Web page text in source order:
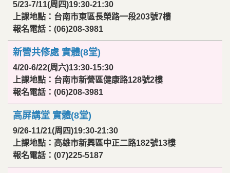
5/23-7/11(周四)19:30-21:30
上課地點：台南市東區長榮路一段203號7樓
報名電話：(06)208-3981
新營共修處 實體(8堂)
4/20-6/22(周六)13:30-15:30
上課地點：台南市新營區健康路128號2樓
報名電話：(06)208-3981
高屏講堂 實體(8堂)
9/26-11/21(周四)19:30-21:30
上課地點：高雄市新興區中正二路182號13樓
報名電話：(07)225-5187